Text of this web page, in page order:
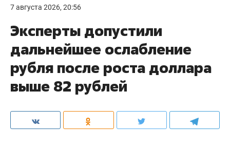
7 августа 2026, 20:56
Эксперты допустили
дальнейшее ослабление
рубля после роста доллара
выше 82 рублей